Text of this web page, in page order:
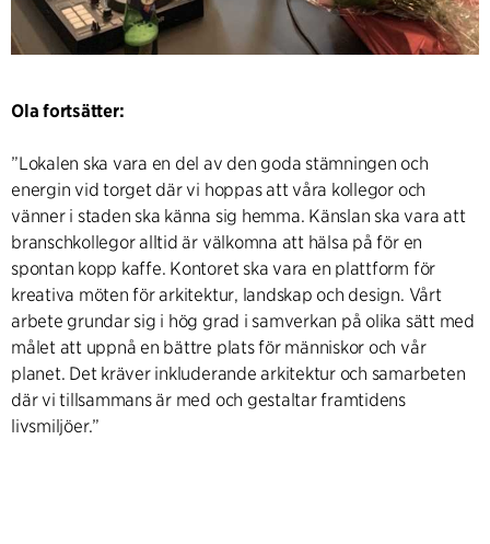
Ola fortsätter:
”Lokalen ska vara en del av den goda stämningen och
energin vid torget där vi hoppas att våra kollegor och
vänner i staden ska känna sig hemma. Känslan ska vara att
branschkollegor alltid är välkomna att hälsa på för en
spontan kopp kaffe. Kontoret ska vara en plattform för
kreativa möten för arkitektur, landskap och design. Vårt
arbete grundar sig i hög grad i samverkan på olika sätt med
målet att uppnå en bättre plats för människor och vår
planet. Det kräver inkluderande arkitektur och samarbeten
där vi tillsammans är med och gestaltar framtidens
livsmiljöer.”